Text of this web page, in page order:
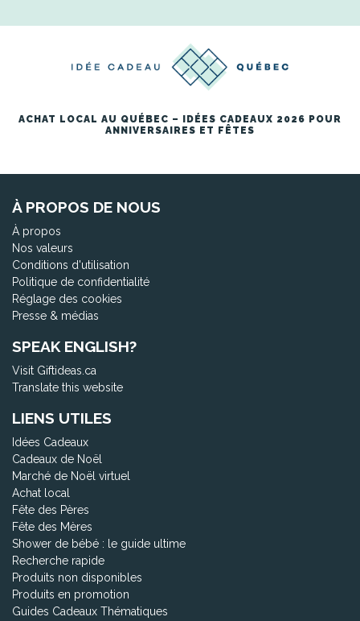
ACHAT LOCAL AU QUÉBEC – IDÉES CADEAUX 2026 POUR
ANNIVERSAIRES ET FÊTES
À PROPOS DE NOUS
À propos
Nos valeurs
Conditions d'utilisation
Politique de confidentialité
Réglage des cookies
Presse & médias
SPEAK ENGLISH?
Visit Giftideas.ca
Translate this website
LIENS UTILES
Idées Cadeaux
Cadeaux de Noël
Marché de Noël virtuel
Achat local
Fête des Pères
Fête des Mères
Shower de bébé : le guide ultime
Recherche rapide
Produits non disponibles
Produits en promotion
Guides Cadeaux Thématiques